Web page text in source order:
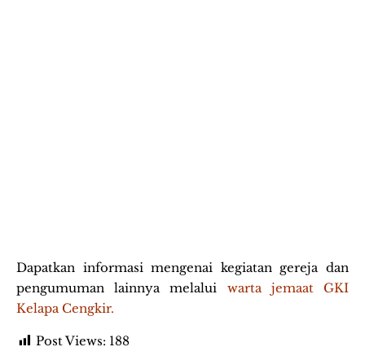
Dapatkan informasi mengenai kegiatan gereja dan
pengumuman lainnya melalui warta jemaat GKI
Kelapa Cengkir.
Post Views: 188